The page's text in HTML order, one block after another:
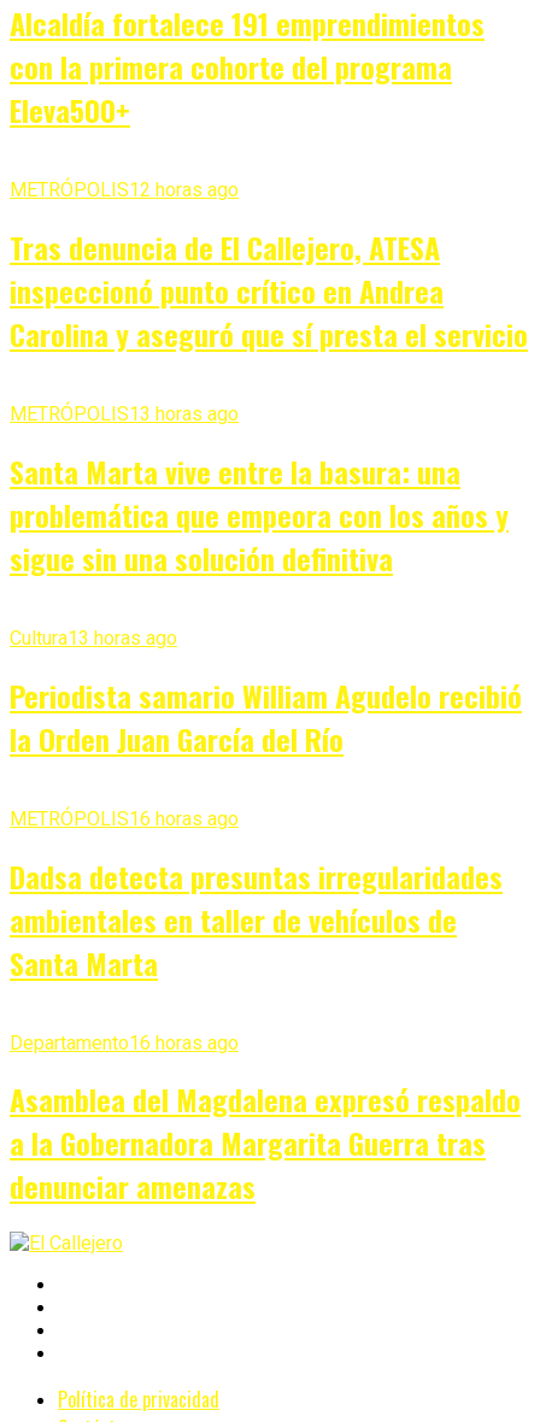
Alcaldía fortalece 191 emprendimientos
con la primera cohorte del programa
Eleva500+
METRÓPOLIS12 horas ago
Tras denuncia de El Callejero, ATESA
inspeccionó punto crítico en Andrea
Carolina y aseguró que sí presta el servicio
METRÓPOLIS13 horas ago
Santa Marta vive entre la basura: una
problemática que empeora con los años y
sigue sin una solución definitiva
Cultura13 horas ago
Periodista samario William Agudelo recibió
la Orden Juan García del Río
METRÓPOLIS16 horas ago
Dadsa detecta presuntas irregularidades
ambientales en taller de vehículos de
Santa Marta
Departamento16 horas ago
Asamblea del Magdalena expresó respaldo
a la Gobernadora Margarita Guerra tras
denunciar amenazas
Política de privacidad